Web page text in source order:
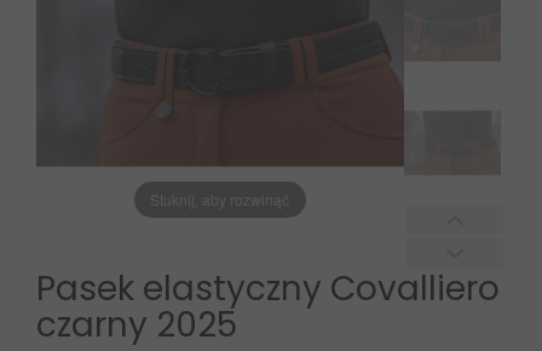
Stuknij, aby rozwinąć
Pasek elastyczny Covalliero
czarny 2025